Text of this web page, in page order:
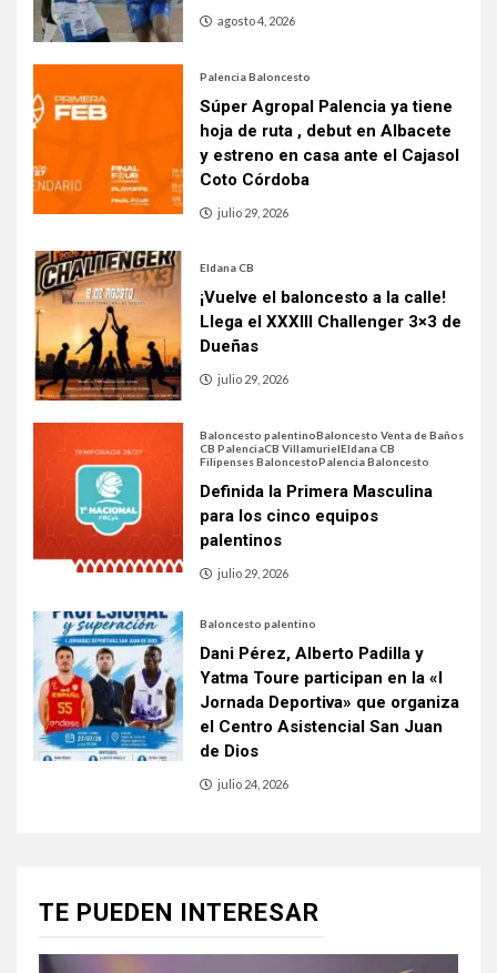
agosto 4, 2026
Palencia Baloncesto
Súper Agropal Palencia ya tiene
hoja de ruta , debut en Albacete
y estreno en casa ante el Cajasol
Coto Córdoba
julio 29, 2026
Eldana CB
¡Vuelve el baloncesto a la calle!
Llega el XXXIII Challenger 3×3 de
Dueñas
julio 29, 2026
Baloncesto palentinoBaloncesto Venta de Baños
CB PalenciaCB VillamurielEldana CB
Filipenses BaloncestoPalencia Baloncesto
Definida la Primera Masculina
para los cinco equipos
palentinos
julio 29, 2026
Baloncesto palentino
Dani Pérez, Alberto Padilla y
Yatma Toure participan en la «I
Jornada Deportiva» que organiza
el Centro Asistencial San Juan
de Dios
julio 24, 2026
TE PUEDEN INTERESAR